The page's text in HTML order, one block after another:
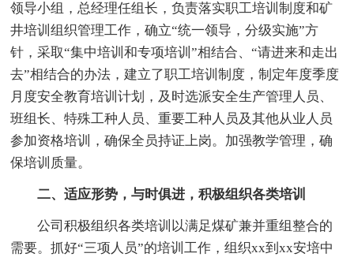
领导小组，总经理任组长，负责落实职工培训制度和矿
井培训组织管理工作，确立“统一领导，分级实施”方
针，采取“集中培训和专项培训”相结合、“请进来和走出
去”相结合的办法，建立了职工培训制度，制定年度季度
月度安全教育培训计划，及时选派安全生产管理人员、
班组长、特殊工种人员、重要工种人员及其他从业人员
参加资格培训，确保全员持证上岗。加强教学管理，确
保培训质量。
二、适应形势，与时俱进，积极组织各类培训
公司积极组织各类培训以满足煤矿兼并重组整合的
需要。抓好“三项人员”的培训工作，组织xx到xx安培中